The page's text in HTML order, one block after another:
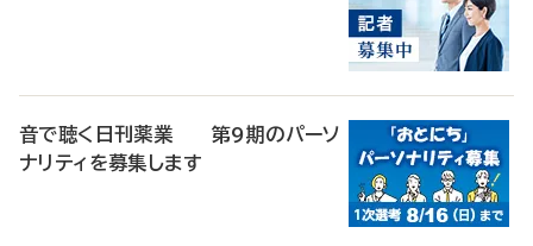
音で聴く日刊薬業 第9期のパーソ
ナリティを募集します